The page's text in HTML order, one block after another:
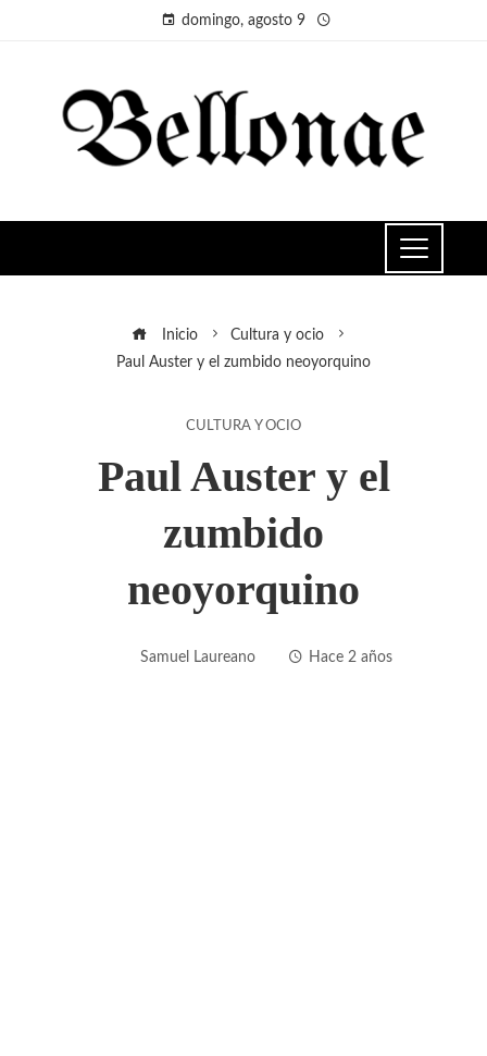
domingo, agosto 9
Inicio
Cultura y ocio
Paul Auster y el zumbido neoyorquino
CULTURA Y OCIO
Paul Auster y el
zumbido
neoyorquino
Samuel Laureano Hace 2 años